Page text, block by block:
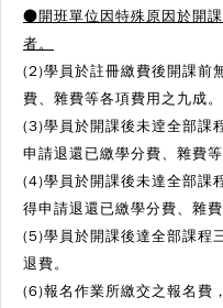
●開班單位因特殊原因於開
者。
(2)學員於註冊繳費後開課前
費、雜費等各項費用之九成。
(3)學員於開課後未逹全部課
申請退還已繳學分費、雜費等
(4)學員於開課後未達全部課
得申請退還已繳學分費、雜
(5)學員於開課後達全部課程
退費。
(6)報名作業所繳交之報名費